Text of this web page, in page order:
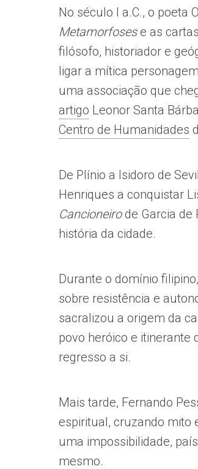
No século I a.C., o poeta
Metamorfosese as
filósofo, historiador e
ligar a mítica
uma associação que
artigo Leonor Santa
Centro de Humanidades
De Plínio a Isidoro de
Henriques a conquistar
Cancioneirode Garcia de
história da cidade.
Durante o domínio
sobre resistência e
sacralizou a origem da
povo heróico e itinerante
regresso a si.
Mais tarde, Fernando
espiritual, cruzando mito
uma impossibilidade,
mesmo.